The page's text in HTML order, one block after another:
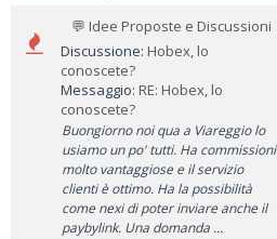
💬 Idee Proposte e Discussioni
Discussione: Hobex, lo
conoscete?
Messaggio: RE: Hobex, lo
conoscete?
Buongiorno noi qua a Viareggio lo
usiamo un po' tutti. Ha commissioni
molto vantaggiose e il servizio
clienti è ottimo. Ha la possibilità
come nexi di poter inviare anche il
paybylink. Una domanda ...